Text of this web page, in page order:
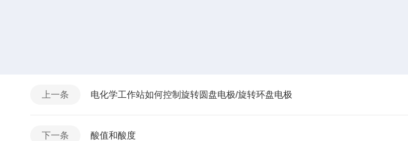
上一条 电化学工作站如何控制旋转圆盘电极/旋转环盘电极
下一条 酸值和酸度